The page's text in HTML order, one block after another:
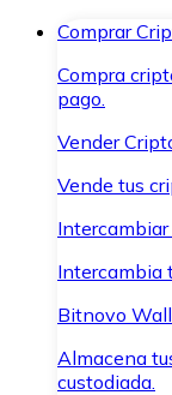
Comprar
Compra
pago.
Vender
Vende tus
Intercambia
Bitnovo
Almacena
custodiada.